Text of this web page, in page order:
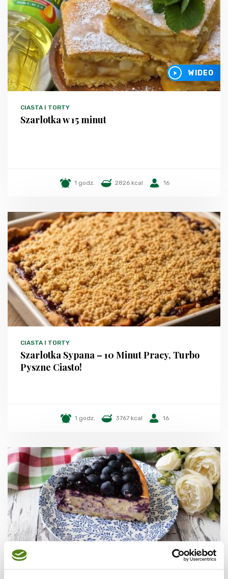
WIDEO
CIASTA I TORTY
Szarlotka w 15 minut
1 godz. 2826 kcal 16
CIASTA I TORTY
Szarlotka Sypana – 10 Minut Pracy, Turbo
Pyszne Ciasto!
1 godz. 3767 kcal 16